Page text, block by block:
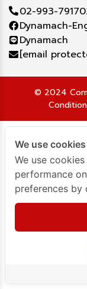
02-993-7917
Dynamach-
Dynamach
[email
© 2024
We use cookies
We use
performance
preferences by